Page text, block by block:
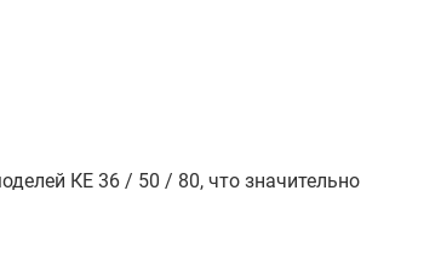
КЕ 36 / 50 / 80, что значительно